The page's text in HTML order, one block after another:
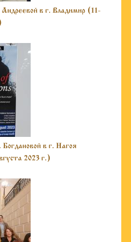
в г. Владимир (11-
в г. Нагоя
2023 г.)